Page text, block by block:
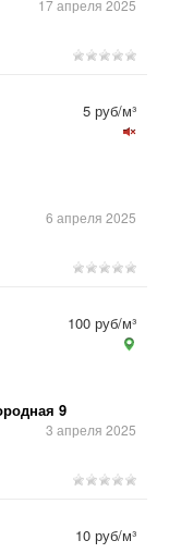
17 апреля 2025
6 апреля 2025
5 руб/м³
9
3 апреля 2025
100 руб/м³
10 руб/м³